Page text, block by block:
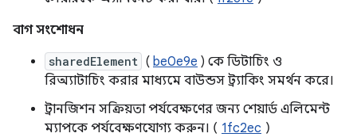
বাগ সংশোধন
sharedElement ( be0e9e ) কে ডিটাচিং ও
রিঅ্যাটাচিং করার মাধ্যমে বাউন্ডস ট্র্যাকিং সমর্থন করে।
ট্রানজিশন সক্রিয়তা পর্যবেক্ষণের জন্য শেয়ার্ড এলিমেন্ট
ম্যাপকে পর্যবেক্ষণযোগ্য করুন। ( 1fc2ec )